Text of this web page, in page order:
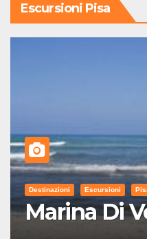
Escursioni Pisa
Destinazioni Escursioni
Marina Di